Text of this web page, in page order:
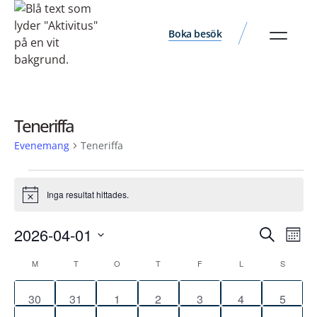
Boka besök
Teneriffa
Evenemang Teneriffa
Notis Inga resultat hittades.
Search
and
Views
Sök
2026-04-01
datum.
Kalender
av
M T O T F L S
0
30
0
31
0
1
0
2
0
3
0
4
0
5